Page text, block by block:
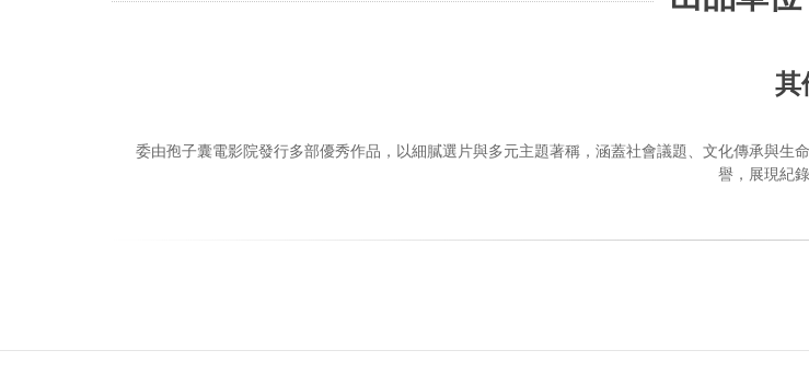
其
委由孢子囊電影院發行多部優秀作品，以細膩選片與多元主題著稱，涵蓋社會議題、文化傳承與生
譽，展現紀